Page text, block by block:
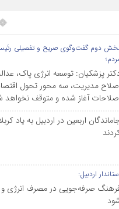
دوم گفت‌وگوی صریح و تفصیلی
پزشکیان: توسعه انرژی پاک،
مدیریت، سه محور تحول
آغاز شده و متوقف نخواهد
اربعین در اردبیل به یاد
اردبیل:
صرفه‌جویی در مصرف انرژی و